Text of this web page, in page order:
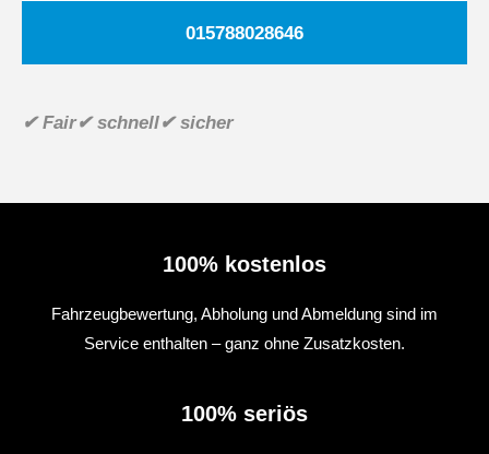
015788028646
✔ Fair✔ schnell✔ sicher
100% kostenlos
Fahrzeugbewertung, Abholung und Abmeldung sind im
Service enthalten – ganz ohne Zusatzkosten.
100% seriös